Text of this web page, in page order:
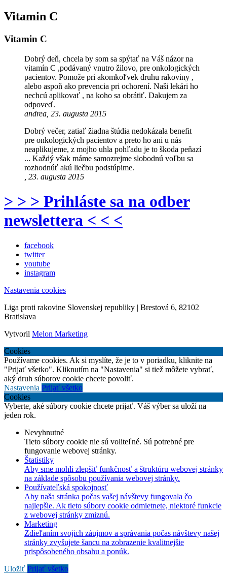
Vitamin C
Vitamin C
Dobrý deň, chcela by som sa spýtať na Váš názor na
vitamín C ,podávaný vnutro žilovo, pre onkologických
pacientov. Pomože pri akomkoľvek druhu rakoviny ,
alebo aspoň ako prevencia pri ochorení. Naši lekári ho
nechcú aplikovať , na koho sa obrátiť. Dakujem za
odpoveď.
andrea, 23. augusta 2015
Dobrý večer, zatiaľ žiadna štúdia nedokázala benefit
pre onkologických pacientov a preto ho ani u nás
neaplikujeme, z mojho uhla pohľadu je to škoda peňazí
... Každý však máme samozrejme slobodnú voľbu sa
rozhodnúť akú liečbu podstúpime.
, 23. augusta 2015
> > > Prihláste sa na odber
newslettera < < <
facebook
twitter
youtube
instagram
Nastavenia cookies
Liga proti rakovine Slovenskej republiky | Brestová 6, 82102
Bratislava
Vytvoril Melon Marketing
Cookies
Používame cookies. Ak si myslíte, že je to v poriadku, kliknite na
"Prijať všetko". Kliknutím na "Nastavenia" si tiež môžete vybrať,
aký druh súborov cookie chcete povoliť.
Nastavenia Prijať všetko
Cookies
Vyberte, aké súbory cookie chcete prijať. Váš výber sa uloží na
jeden rok.
Nevyhnutné
Tieto súbory cookie nie sú voliteľné. Sú potrebné pre
fungovanie webovej stránky.
Štatistiky
Aby sme mohli zlepšiť funkčnosť a štruktúru webovej stránky
na základe spôsobu používania webovej stránky.
Používateľská spokojnosť
Aby naša stránka počas vašej návštevy fungovala čo
najlepšie. Ak tieto súbory cookie odmietnete, niektoré funkcie
z webovej stránky zmiznú.
Marketing
Zdieľaním svojich záujmov a správania počas návštevy našej
stránky zvyšujete šancu na zobrazenie kvalitnejšie
prispôsobeného obsahu a ponúk.
Uložiť Prijať všetko